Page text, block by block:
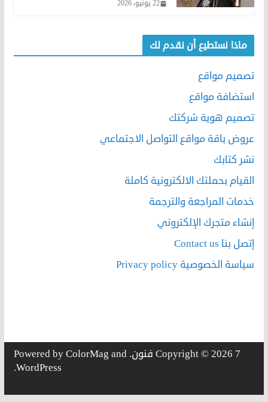
22 يونيو، 2026
ماذا نستطيع أن نقدم لك
تصميم مواقع
استضافة مواقع
تصميم هوية شركتك
عروض باقة مواقع التواصل الاجتماعي
نشر كتابك
القيام بحملتك الالكترونية كاملة
خدمات المراجعة والترجمة
إنشاء متجرك الإلكتروني
إتصل بنا Contact us
سياسة الخصوصية Privacy policy
Copyright © 2026 7 فنون . Powered by
ColorMag and
WordPress
.